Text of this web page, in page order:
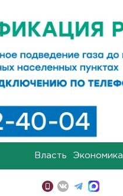
Власть Экономика